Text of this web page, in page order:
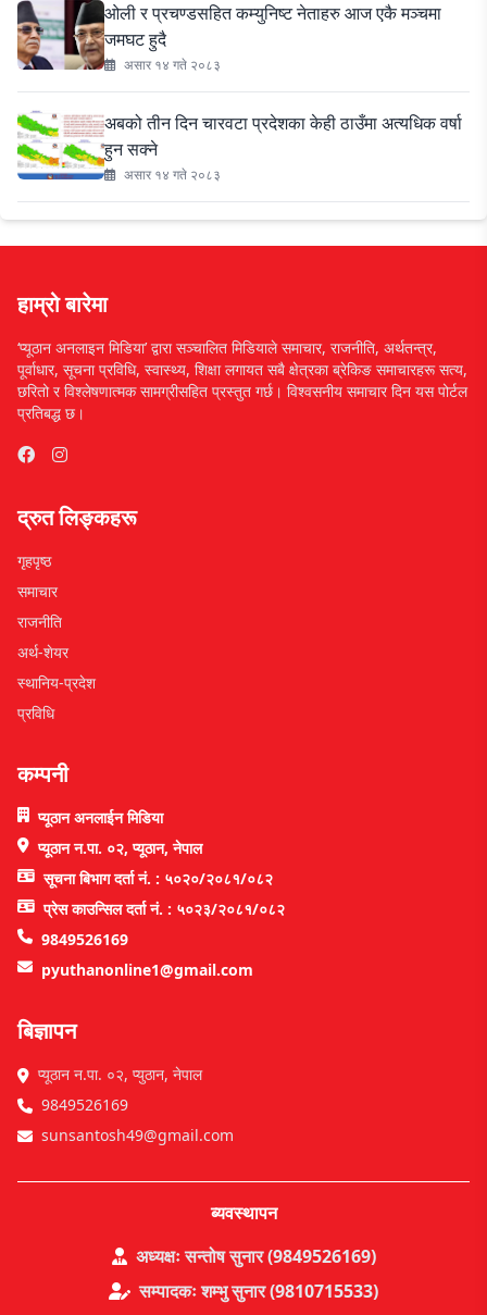
ओली र प्रचण्डसहित कम्युनिष्ट नेताहरु आज एकै मञ्चमा
जमघट हुदै
असार १४ गते २०८३
अबको तीन दिन चारवटा प्रदेशका केही ठाउँमा अत्यधिक वर्षा
हुन सक्ने
असार १४ गते २०८३
हाम्रो बारेमा
‘प्यूठान अनलाइन मिडिया’ द्वारा सञ्चालित मिडियाले समाचार, राजनीति, अर्थतन्त्र,
पूर्वाधार, सूचना प्रविधि, स्वास्थ्य, शिक्षा लगायत सबै क्षेत्रका ब्रेकिङ समाचारहरू सत्य,
छरितो र विश्लेषणात्मक सामग्रीसहित प्रस्तुत गर्छ। विश्वसनीय समाचार दिन यस पोर्टल
प्रतिबद्ध छ।
द्रुत लिङ्कहरू
गृहपृष्ठ
समाचार
राजनीति
अर्थ-शेयर
स्थानिय-प्रदेश
प्रविधि
कम्पनी
प्यूठान अनलाईन मिडिया
प्यूठान न.पा. ०२, प्यूठान, नेपाल
सूचना बिभाग दर्ता नं. : ५०२०/२०८१/०८२
प्रेस काउन्सिल दर्ता नं. : ५०२३/२०८१/०८२
9849526169
pyuthanonline1@gmail.com
बिज्ञापन
प्यूठान न.पा. ०२, प्युठान, नेपाल
9849526169
sunsantosh49@gmail.com
ब्यवस्थापन
अध्यक्षः सन्तोष सुनार (9849526169)
सम्पादकः शम्भु सुनार (9810715533)